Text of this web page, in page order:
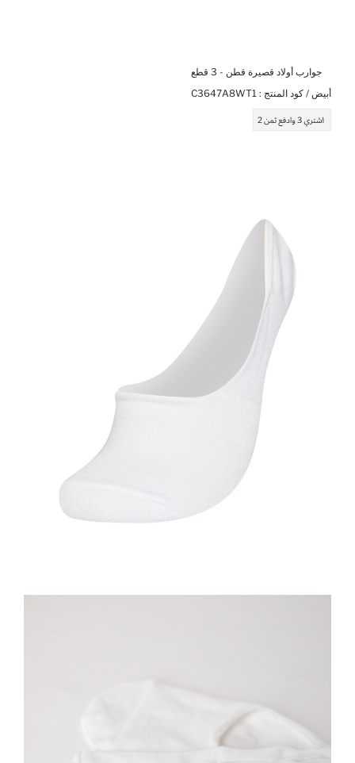
جوارب أولاد قصيرة قطن - 3 قطع
أبيض / كود المنتج : C3647A8WT1